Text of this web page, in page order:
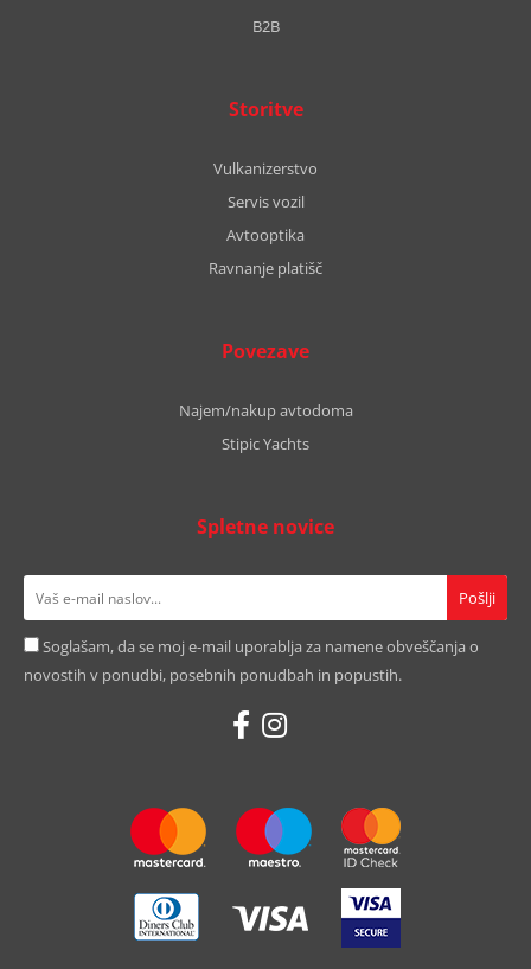
B2B
Storitve
Vulkanizerstvo
Servis vozil
Avtooptika
Ravnanje platišč
Povezave
Najem/nakup avtodoma
Stipic Yachts
Spletne novice
Soglašam, da se moj e-mail uporablja za namene obveščanja o
novostih v ponudbi, posebnih ponudbah in popustih.